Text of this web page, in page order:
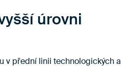
úrovni
v přední linii technologických a